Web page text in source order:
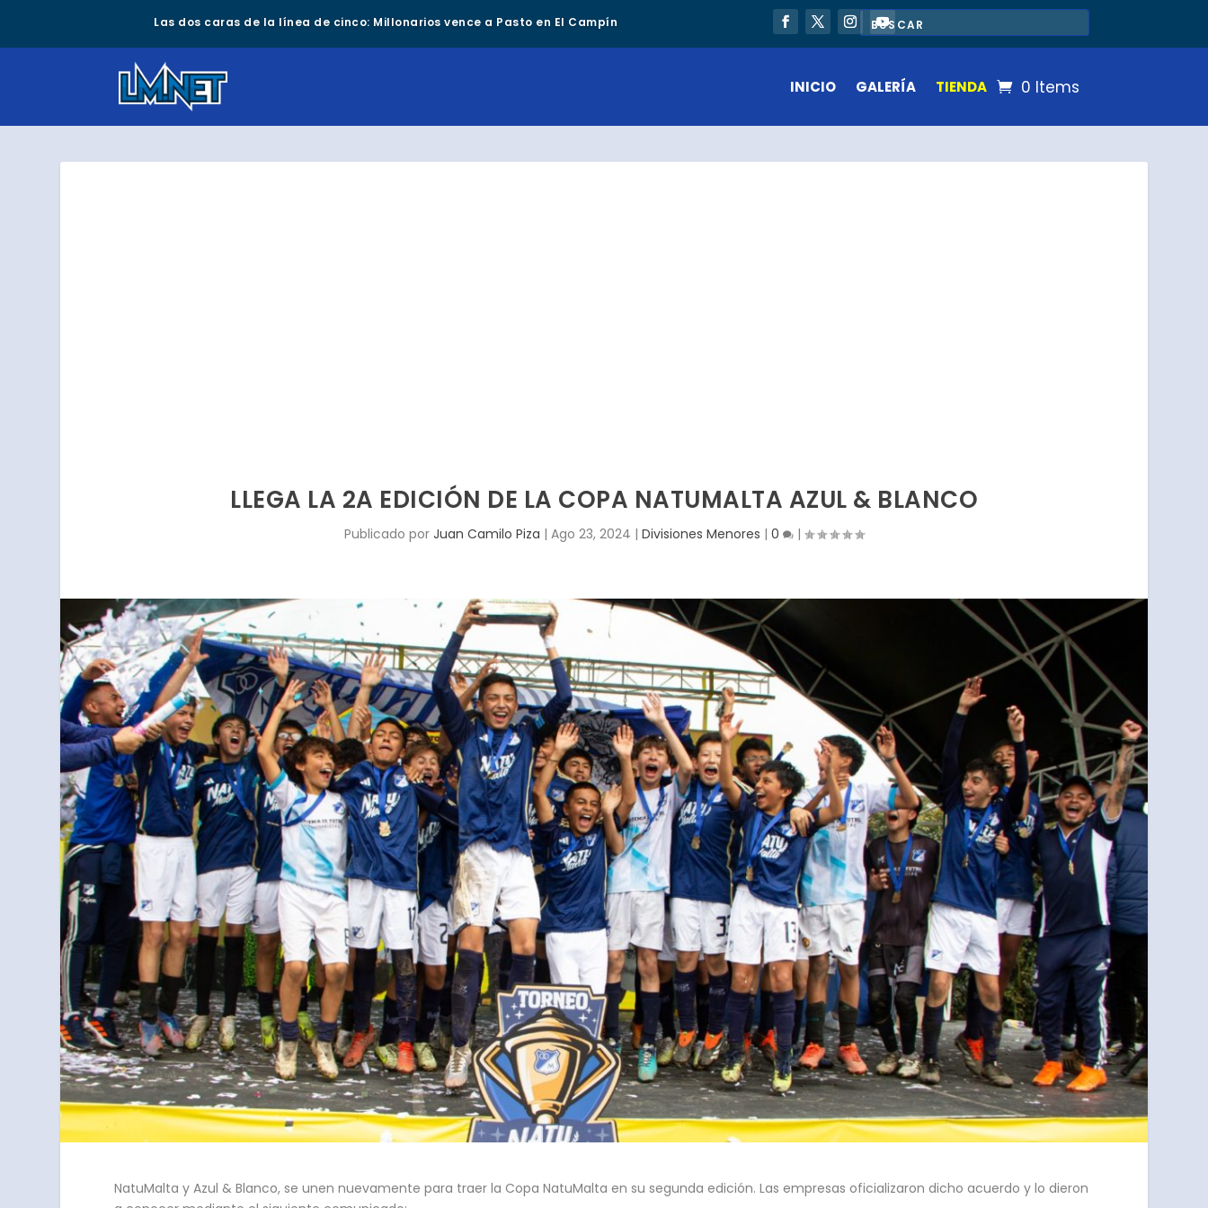
Las dos caras de la línea de cinco: Millonarios vence a Pasto en El Campín
INICIO GALERÍA TIENDA 0 Items
LLEGA LA 2A EDICIÓN DE LA COPA NATUMALTA AZUL & BLANCO
Publicado por Juan Camilo Piza | Ago 23, 2024 | Divisiones Menores | 0 |
NatuMalta y Azul & Blanco, se unen nuevamente para traer la Copa NatuMalta en su segunda edición. Las empresas oficializaron dicho acuerdo y lo dieron